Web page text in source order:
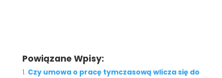
Powiązane Wpisy:
Czy umowa o pracę tymczasową wlicza się do